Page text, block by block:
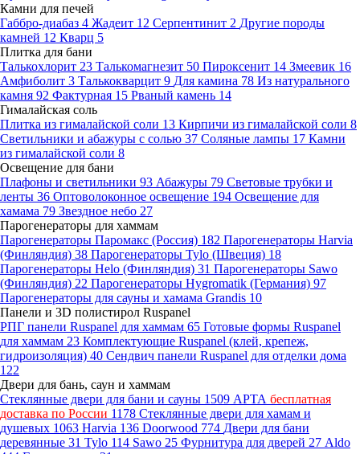
Камни для печей
Габбро-диабаз 4 Жадеит 12 Серпентинит 2 Другие породы
камней 12 Кварц 5
Плитка для бани
Талькохлорит 23 Талькомагнезит 50 Пироксенит 14 Змеевик 16
Амфиболит 3 Талькокварцит 9 Для камина 78 Из натурального
камня 92 Фактурная 15 Рваный камень 14
Гималайская соль
Плитка из гималайской соли 13 Кирпичи из гималайской соли 8
Светильники и абажуры с солью 37 Соляные лампы 17 Камни
из гималайской соли 8
Освещение для бани
Плафоны и светильники 93 Абажуры 79 Световые трубки и
ленты 36 Оптоволоконное освещение 194 Освещение для
хамама 79 Звездное небо 27
Парогенераторы для хаммам
Парогенераторы Паромакс (Россия) 182 Парогенераторы Harvia
(Финляндия) 38 Парогенераторы Tylo (Швеция) 18
Парогенераторы Helo (Финляндия) 31 Парогенераторы Sawo
(Финляндия) 22 Парогенераторы Hygromatik (Германия) 97
Парогенераторы для сауны и хамама Grandis 10
Панели и 3D полистирол Ruspanel
РПГ панели Ruspanel для хаммам 65 Готовые формы Ruspanel
для хаммам 23 Комплектующие Ruspanel (клей, крепеж,
гидроизоляция) 40 Сендвич панели Ruspanel для отделки дома
122
Двери для бань, саун и хаммам
Стеклянные двери для бани и сауны 1509 АРТА бесплатная
доставка по России 1178 Стеклянные двери для хамам и
душевых 1063 Harvia 136 Doorwood 774 Двери для бани
деревянные 31 Tylo 114 Sawo 25 Фурнитура для дверей 27 Aldo